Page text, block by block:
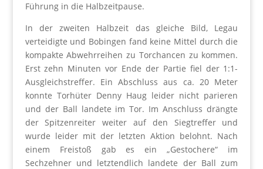
Führung in die Halbzeitpause.
In der zweiten Halbzeit das gleiche Bild, Legau
verteidigte und Bobingen fand keine Mittel durch die
kompakte Abwehrreihen zu Torchancen zu kommen.
Erst zehn Minuten vor Ende der Partie fiel der 1:1-
Ausgleichstreffer. Ein Abschluss aus ca. 20 Meter
konnte Torhüter Denny Haug leider nicht parieren
und der Ball landete im Tor. Im Anschluss drängte
der Spitzenreiter weiter auf den Siegtreffer und
wurde leider mit der letzten Aktion belohnt. Nach
einem Freistoß gab es ein „Gestochere“ im
Sechzehner und letztendlich landete der Ball zum